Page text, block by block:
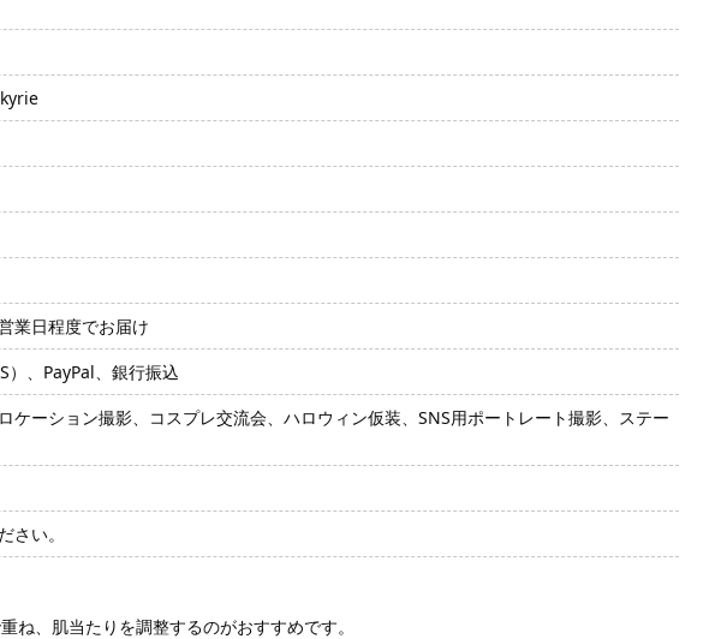
業日程度でお届け
）、PayPal、銀行振込
ーション撮影、コスプレ交流会、ハロウィン仮装、SNS用ポートレート撮影、ステー
い。
、肌当たりを調整するのがおすすめです。